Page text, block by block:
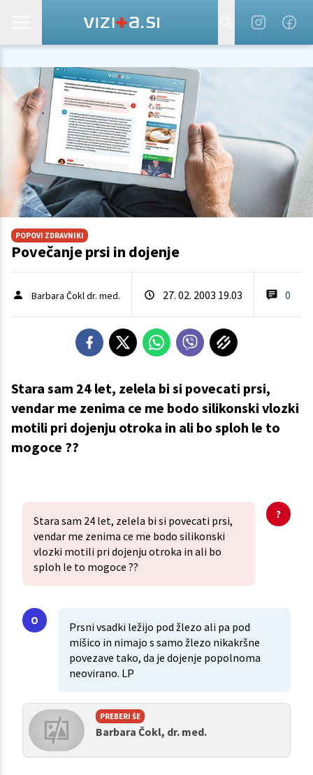
POPOVI ZDRAVNIKI
Povečanje prsi in dojenje
Barbara Čokl dr. med. 27. 02. 2003 19.03 0
Stara sam 24 let, zelela bi si povecati prsi,
vendar me zenima ce me bodo silikonski vlozki
motili pri dojenju otroka in ali bo sploh le to
mogoce ??
Stara sam 24 let, zelela bi si povecati prsi,
vendar me zenima ce me bodo silikonski
vlozki motili pri dojenju otroka in ali bo
sploh le to mogoce ??
Prsni vsadki ležijo pod žlezo ali pa pod
mišico in nimajo s samo žlezo nikakršne
povezave tako, da je dojenje popolnoma
neovirano. LP
PREBERI ŠE
Barbara Čokl, dr. med.